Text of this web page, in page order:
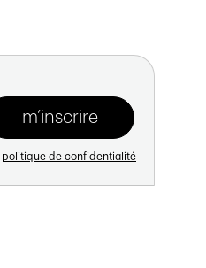
politique de confidentialité